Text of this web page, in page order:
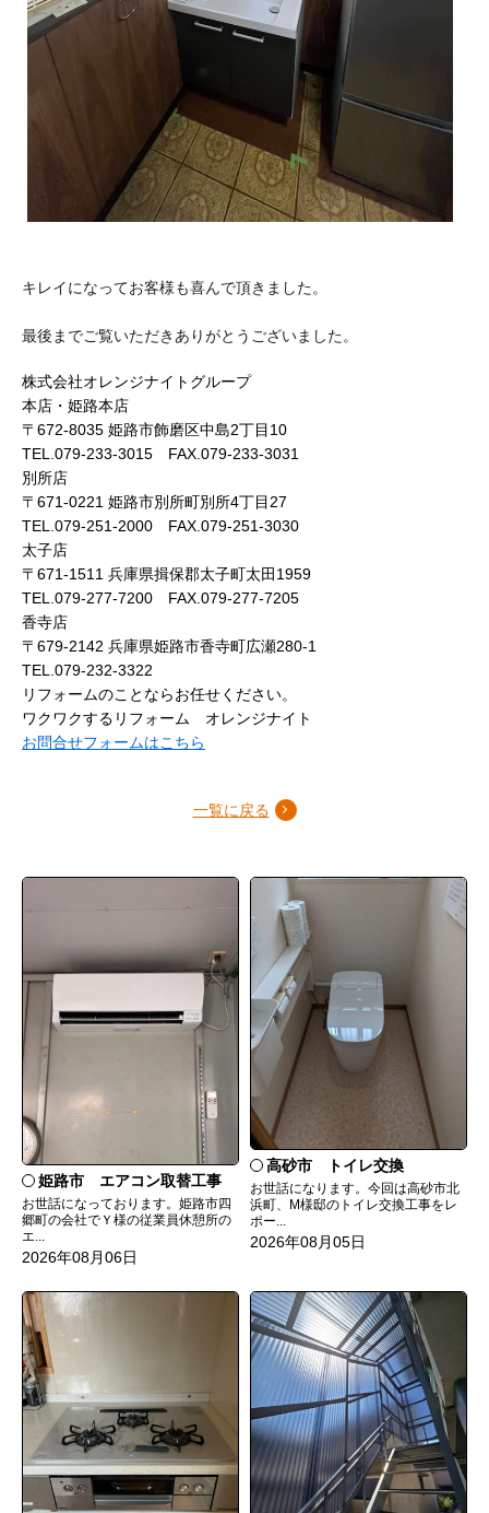
キレイになってお客様も喜んで頂きました。
最後までご覧いただきありがとうございました。
株式会社オレンジナイトグループ
本店・姫路本店
〒672-8035 姫路市飾磨区中島2丁目10
TEL.079-233-3015 FAX.079-233-3031
別所店
〒671-0221 姫路市別所町別所4丁目27
TEL.079-251-2000 FAX.079-251-3030
太子店
〒671-1511 兵庫県揖保郡太子町太田1959
TEL.079-277-7200 FAX.079-277-7205
香寺店
〒679-2142 兵庫県姫路市香寺町広瀬280-1
TEL.079-232-3322
リフォームのことならお任せください。
ワクワクするリフォーム オレンジナイト
お問合せフォームはこちら
一覧に戻る
姫路市 エアコン取替工事
お世話になっております。姫路市四
郷町の会社でＹ様の従業員休憩所の
エ...
2026年08月06日
高砂市 トイレ交換
お世話になります。今回は高砂市北
浜町、M様邸のトイレ交換工事をレ
ポー...
2026年08月05日